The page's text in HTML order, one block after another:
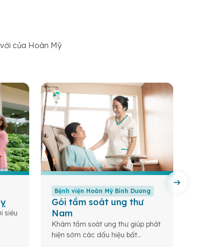
của Hoàn Mỹ
siêu
Bệnh viện Hoàn Mỹ Bình Dương
Gói tầm soát ung thư
Nam
Khám tầm soát ung thư giúp phát
hiện sớm các dấu hiệu bất